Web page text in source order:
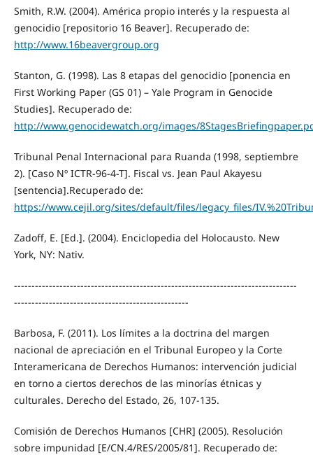
Smith, R.W. (2004). América propio interés y la respuesta al
genocidio [repositorio 16 Beaver]. Recuperado de:
http://www.16beavergroup.org
Stanton, G. (1998). Las 8 etapas del genocidio [ponencia en
First Working Paper (GS 01) – Yale Program in Genocide
Studies]. Recuperado de:
http://www.genocidewatch.org/images/
Tribunal Penal Internacional para Ruanda (1998, septiembre
2). [Caso Nº ICTR-96-4-T]. Fiscal vs. Jean Paul Akayesu
[sentencia].Recuperado de:
https://www.cejil.org/sites/default/files/legacy_files/
Zadoff, E. [Ed.]. (2004). Enciclopedia del Holocausto. New
York, NY: Nativ.
---------------------------------------------------------------------------------
--------------------------------------------------
Barbosa, F. (2011). Los límites a la doctrina del margen
nacional de apreciación en el Tribunal Europeo y la Corte
Interamericana de Derechos Humanos: intervención judicial
en torno a ciertos derechos de las minorías étnicas y
culturales. Derecho del Estado, 26, 107-135.
Comisión de Derechos Humanos [CHR] (2005). Resolución
sobre impunidad [E/CN.4/RES/2005/81]. Recuperado de: